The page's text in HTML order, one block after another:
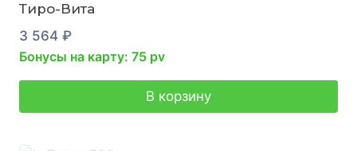
Тиро-Вита
3 564 ₽
Бонусы на карту: 75 pv
В корзину